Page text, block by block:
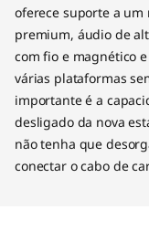
oferece suporte a um
premium, áudio de
com fio e magnético
várias plataformas
importante é a
desligado da nova
não tenha que
conectar o cabo de